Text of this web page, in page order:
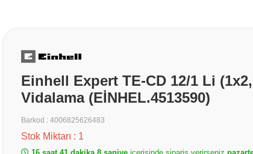
Einhell Expert TE-CD 12/1 Li
Vidalama (EİNHEL.4513590)
Barkod : 4006825626483
Stok Miktarı : 1